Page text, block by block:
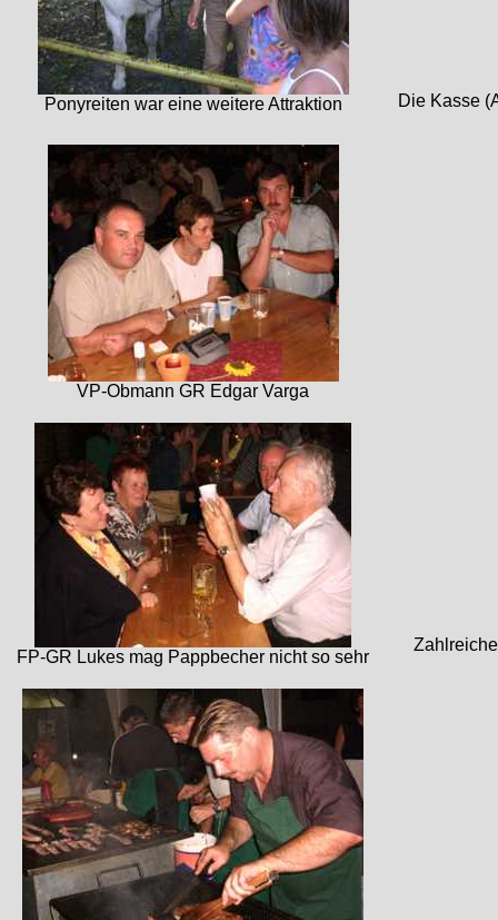
Ponyreiten war eine weitere Attraktion Die Kasse
VP-Obmann GR Edgar Varga
FP-GR Lukes mag Pappbecher nicht so sehr